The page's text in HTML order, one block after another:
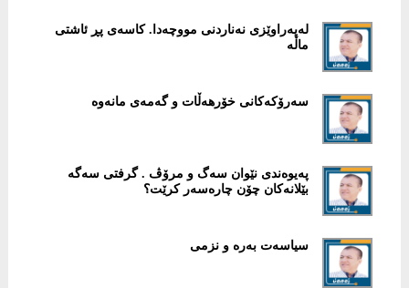
لەپەراوێزی نەناردنی مووچەدا. کاسەی پڕ ئاشتی
ماڵە
سەرۆکەکانی خۆرهەڵات و گەمەی مانەوە
پەیوەندی نێوان سەگ و مرۆڤ . گرفتی سەگە
بێلانەکان چۆن چارەسەر کرێت؟
سیاسەت بەرە و نزمی